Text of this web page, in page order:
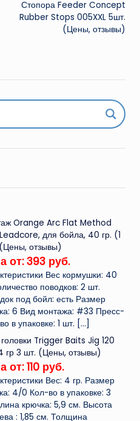
Стопора Feeder Concept
Rubber Stops 005XXL 5шт.
(Цены, отзывы)
Orange Arc Flat Method
для бойла, 40 гр. (1
отзывы)
от: 393 руб.
Вес кормушки: 40
поводков: 2 шт.
под бойл: есть Размер
6 Вид монтажа: #33 Пресс-
в упаковке: 1 шт. […]
Trigger Baits Jig 120
гр 3 шт. (Цены, отзывы)
от: 110 руб.
Вес: 4 гр. Размер
4/0 Кол-во в упаковке: 3
крючка: 5,9 см. Высота
: 1,85 см. Толщина